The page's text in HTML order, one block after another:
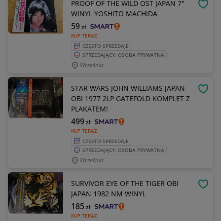
PROOF OF THE WILD OST JAPAN 7"
WINYL YOSHITO MACHIDA
KUP TERAZ
59zł
CZĘSTO SPRZEDAJE
SPRZEDAJĄCY: OSOBA PRYWATNA
Września
STAR WARS JOHN WILLIAMS JAPAN
OBI 1977 2LP GATEFOLD KOMPLET Z
PLAKATEM!
KUP TERAZ
499zł
CZĘSTO SPRZEDAJE
SPRZEDAJĄCY: OSOBA PRYWATNA
Września
SURVIVOR EYE OF THE TIGER OBI
JAPAN 1982 NM WINYL
KUP TERAZ
185zł